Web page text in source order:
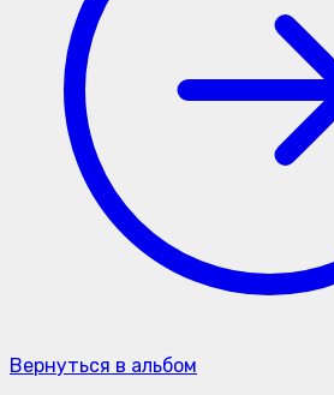
Вернуться в альбом